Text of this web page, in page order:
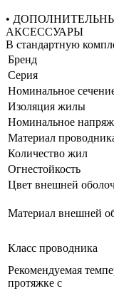
•
АКСЕССУАРЫ
В стандартную
Бренд
Серия
Номинальное
Изоляция жилы
Номинальное
Материал
Количество жил
Огнестойкость
Цвет внешней
Материал внешней
Класс проводника
Рекомендуемая
протяжке с